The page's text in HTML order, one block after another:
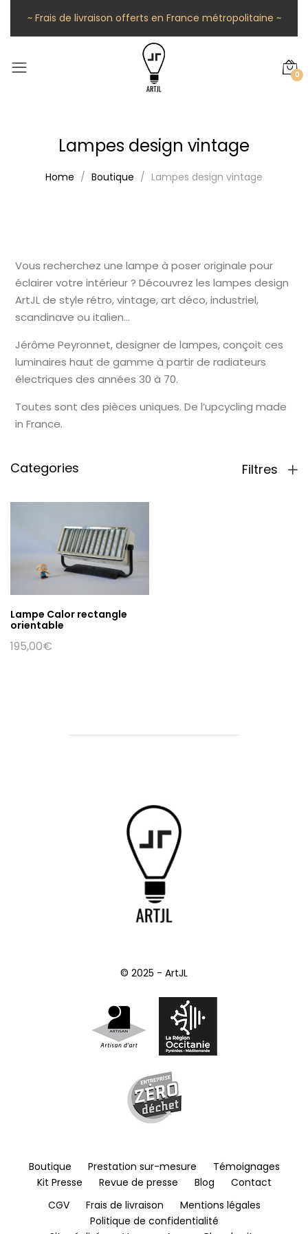
~ Frais de livraison offerts en France métropolitaine ~
0
Lampes design vintage
Home Boutique Lampes design vintage
Vous recherchez une lampe à poser originale pour
éclairer votre intérieur ? Découvrez les lampes design
ArtJL de style rétro, vintage, art déco, industriel,
scandinave ou italien…
Jérôme Peyronnet, designer de lampes, conçoit ces
luminaires haut de gamme à partir de radiateurs
électriques des années 30 à 70.
Toutes sont des pièces uniques. De l’upcycling made
in France.
Categories Filtres
Lampe Calor rectangle
orientable
195,00€
© 2025 - ArtJL
Boutique Prestation sur-mesure
Témoignages
Kit Presse
Revue de presse Blog
Contact
CGV
Frais de livraison
Mentions légales
Politique de confidentialité